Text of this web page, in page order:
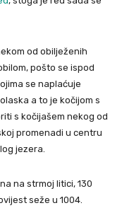
od obilježenih
pošto se ispod
se naplaćuje
a to je kočijom s
s kočijašem nekog od
promenadi u centru
jezera.
na strmoj litici, 130
seže u 1004.